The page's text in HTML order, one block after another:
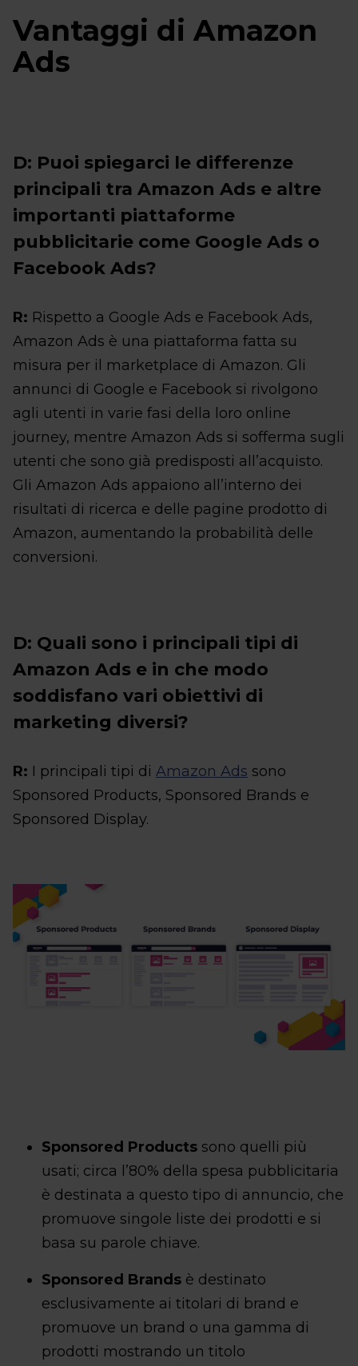
Vantaggi di Amazon
Ads
D: Puoi spiegarci le differenze
principali tra Amazon Ads e altre
importanti piattaforme
pubblicitarie come Google Ads o
Facebook Ads?
R: Rispetto a Google Ads e Facebook Ads,
Amazon Ads è una piattaforma fatta su
misura per il marketplace di Amazon. Gli
annunci di Google e Facebook si rivolgono
agli utenti in varie fasi della loro online
journey, mentre Amazon Ads si sofferma sugli
utenti che sono già predisposti all’acquisto.
Gli Amazon Ads appaiono all’interno dei
risultati di ricerca e delle pagine prodotto di
Amazon, aumentando la probabilità delle
conversioni.
D: Quali sono i principali tipi di
Amazon Ads e in che modo
soddisfano vari obiettivi di
marketing diversi?
R: I principali tipi di Amazon Ads sono
Sponsored Products, Sponsored Brands e
Sponsored Display.
Sponsored Products sono quelli più
usati; circa l’80% della spesa pubblicitaria
è destinata a questo tipo di annuncio, che
promuove singole liste dei prodotti e si
basa su parole chiave.
Sponsored Brands è destinato
esclusivamente ai titolari di brand e
promuove un brand o una gamma di
prodotti mostrando un titolo